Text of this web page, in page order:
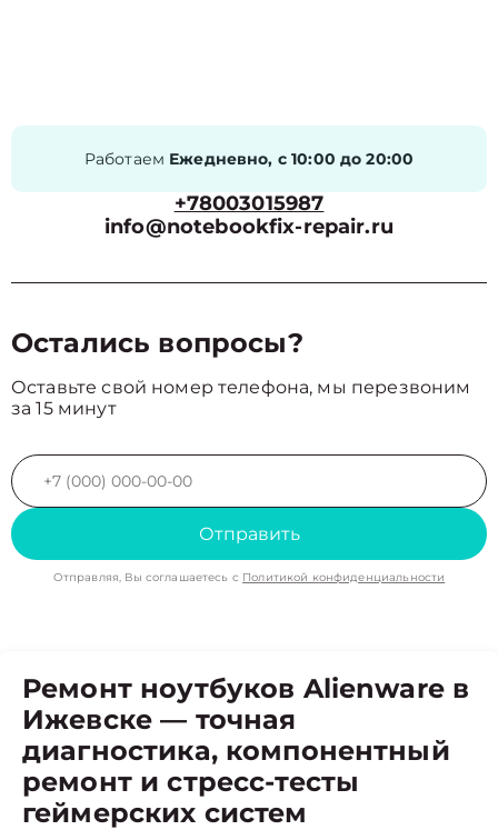
Работаем Ежедневно, с 10:00 до 20:00
+78003015987
info@notebookfix-repair.ru
Остались вопросы?
Оставьте свой номер телефона, мы перезвоним
за 15 минут
Отправить
Отправляя, Вы соглашаетесь с Политикой конфиденциальности
Ремонт ноутбуков Alienware в
Ижевске — точная
диагностика, компонентный
ремонт и стресс-тесты
геймерских систем